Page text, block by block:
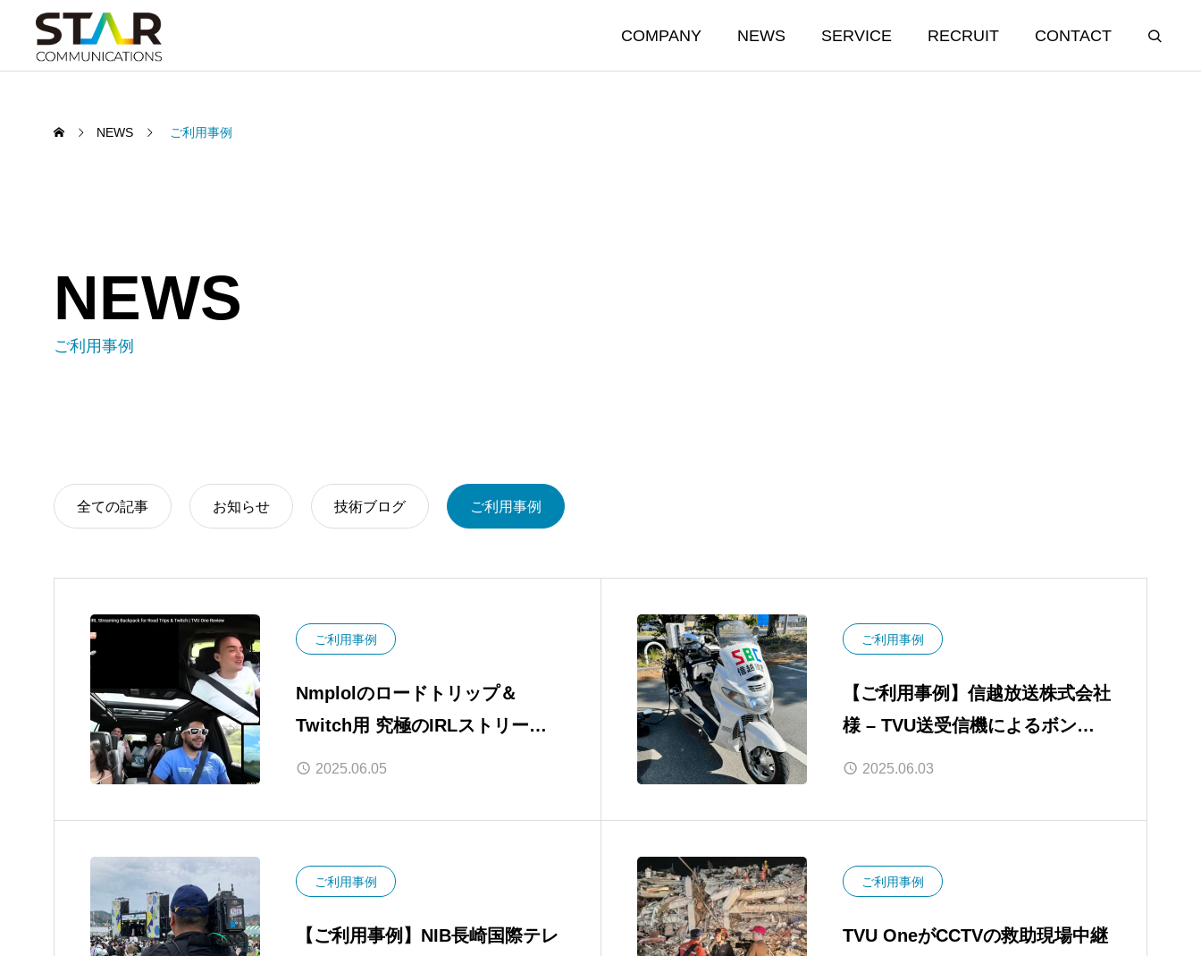
COMPANY NEWS SERVICE RECRUIT CONTACT
NEWS ご利用事例
NEWS
ご利用事例
全ての記事 お知らせ 技術ブログ ご利用事例
ご利用事例
Nmplolのロードトリップ＆
Twitch用 究極のIRLストリーミ
ング配信システム｜TVU Oneレ
2025.06.05
ご利用事例
【ご利用事例】信越放送株式会社
様 – TVU送受信機によるボンデ
ィングVPNで、バイクカメラの遠
2025.06.03
ご利用事例
【ご利用事例】NIB長崎国際テレ
ご利用事例
TVU OneがCCTVの救助現場中継